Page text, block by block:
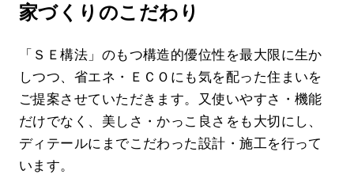
家づくりのこだわり
「ＳＥ構法」のもつ構造的優位性を最大限に生か
しつつ、省エネ・ＥＣＯにも気を配った住まいを
ご提案させていただきます。又使いやすさ・機能
だけでなく、美しさ・かっこ良さをも大切にし、
ディテールにまでこだわった設計・施工を行って
います。